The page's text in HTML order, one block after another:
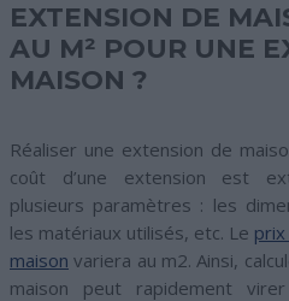
EXTENSION DE
AU M² POUR UNE
MAISON ?
Réaliser une extension de
coût d’une extension est
plusieurs paramètres : les
les matériaux utilisés, etc. Le
maison variera au m2. Ainsi,
maison peut rapidement